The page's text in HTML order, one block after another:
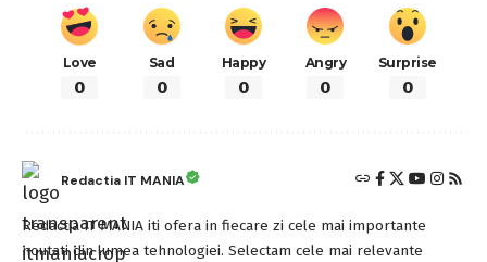
Love
0
Sad
0
Happy
0
Angry
0
Surprise
0
Redactia IT MANIA
Redactia IT MANIA iti ofera in fiecare zi cele mai importante
noutati din lumea tehnologiei. Selectam cele mai relevante